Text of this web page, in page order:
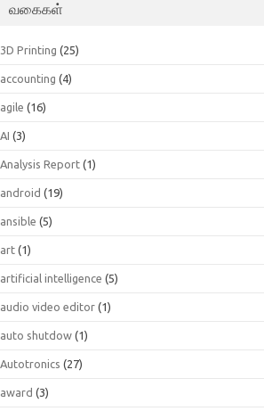
வகைகள்
3D Printing (25)
accounting (4)
agile (16)
AI (3)
Analysis Report (1)
android (19)
ansible (5)
art (1)
artificial intelligence (5)
audio video editor (1)
auto shutdow (1)
Autotronics (27)
award (3)